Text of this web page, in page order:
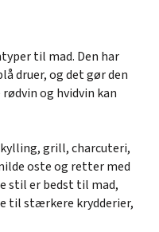
til mad. Den har
druer, og det gør den
og hvidvin kan
grill, charcuteri,
oste og retter med
stil er bedst til mad,
til stærkere krydderier,